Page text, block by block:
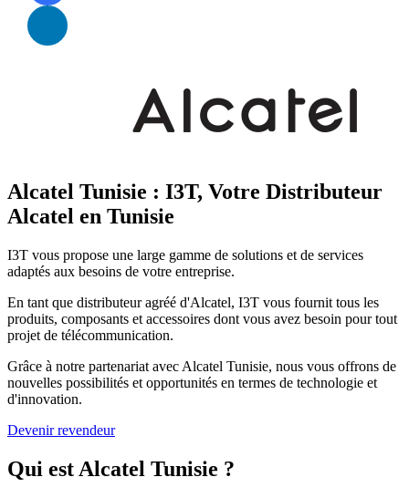
Alcatel Tunisie : I3T, Votre Distributeur
Alcatel en Tunisie
I3T vous propose une large gamme de solutions et de services
adaptés aux besoins de votre entreprise.
En tant que distributeur agréé d'Alcatel, I3T vous fournit tous les
produits, composants et accessoires dont vous avez besoin pour tout
projet de télécommunication.
Grâce à notre partenariat avec Alcatel Tunisie, nous vous offrons de
nouvelles possibilités et opportunités en termes de technologie et
d'innovation.
Devenir revendeur
Qui est Alcatel Tunisie ?